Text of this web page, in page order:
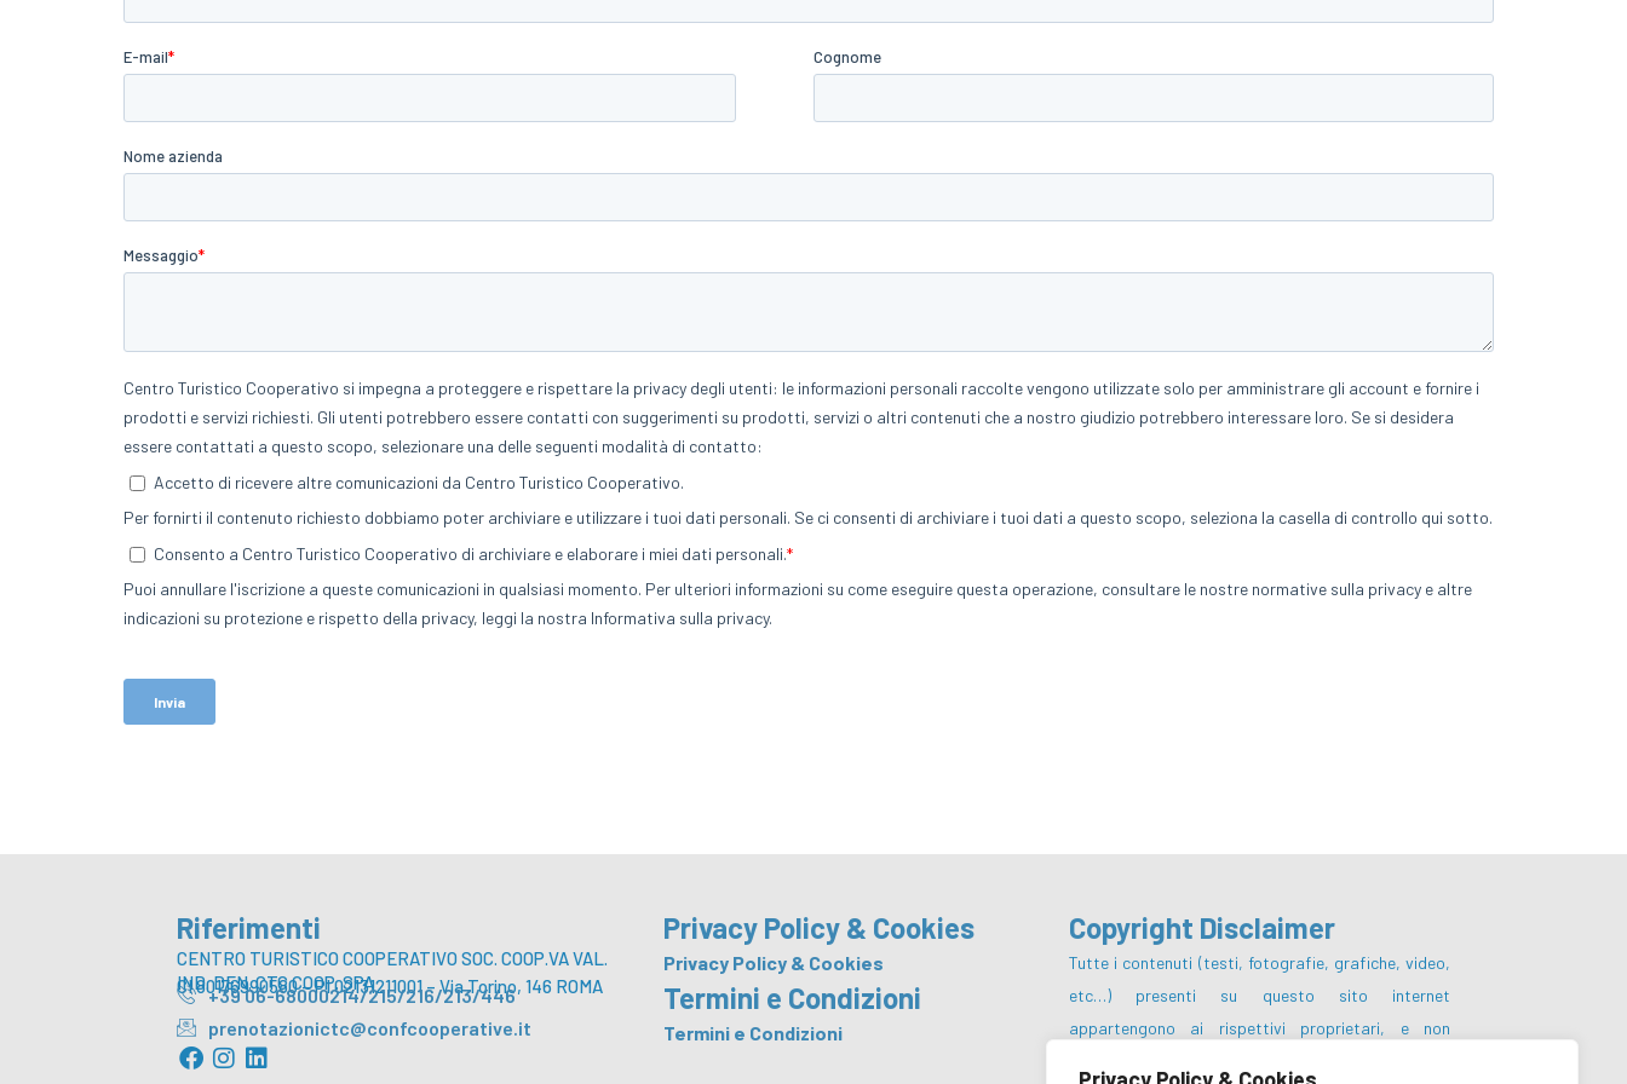
Riferimenti
CENTRO TURISTICO COOPERATIVO SOC. COOP.VA VAL.
IND. DEN. CTC COOP. SPA
CI 80176990580 – PI 02131211001 – Via Torino, 146 ROMA
+39 06-68000214/215/216/213/446
prenotazionictc@confcooperative.it
F
I
L
Privacy Policy & Cookies
Privacy Policy & Cookies
Termini e Condizioni
Termini e Condizioni
Copyright Disclaimer
Tutte i contenuti (testi, fotografie, grafiche, video,
etc…) presenti su questo sito internet
appartengono ai rispettivi proprietari, e non